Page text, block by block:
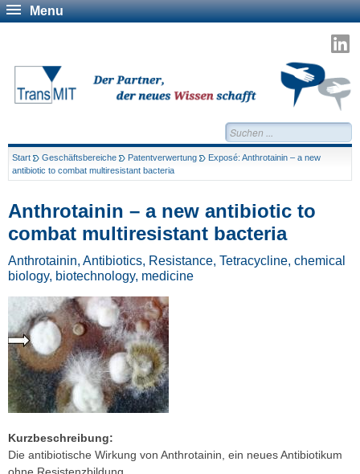
Menu
Suchen...
Start Geschäftsbereiche Patentverwertung
Exposé: Anthrotainin – a new
antibiotic to combat multiresistant bacteria
Anthrotainin – a new antibiotic to
combat multiresistant bacteria
Anthrotainin, Antibiotics, Resistance, Tetracycline, chemical
biology, biotechnology, medicine
Kurzbeschreibung:
Die antibiotische Wirkung von Anthrotainin, ein neues Antibiotikum
ohne Resistenzbildung.